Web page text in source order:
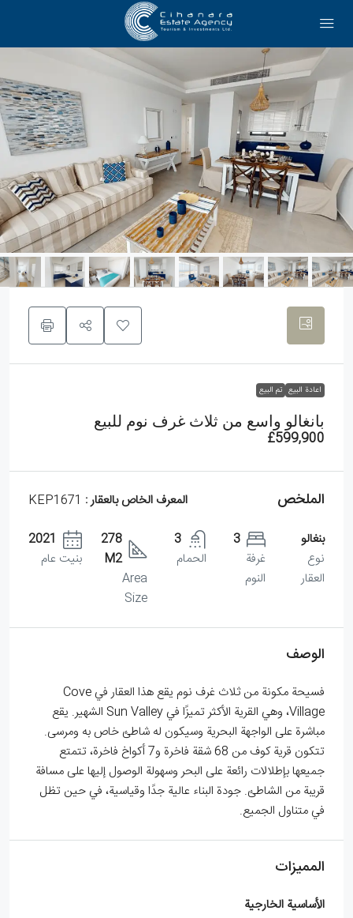
اعادة البيع تم البيع
بانغالو واسع من ثلاث غرف نوم للبيع
£599,900
الملخص المعرف الخاص بالعقار :
بنغالو
نوع
العقار
3
غرفة
النوم
3
الحمام
278
M2
Area
Size
2021
بنيت عام
الوصف
فسيحة مكونة من ثلاث غرف نوم يقع هذا العقار في Cove
Village، وهي القرية الأكثر تميزًا في Sun Valley الشهير. يقع
مباشرة على الواجهة البحرية وسيكون له شاطئ خاص به ومرسى.
تتكون قرية كوف من 68 شقة فاخرة و7 أكواخ فاخرة، تتمتع
جميعها بإطلالات رائعة على البحر وسهولة الوصول إليها على مسافة
قريبة من الشاطئ. جودة البناء عالية جدًا وقياسية، في حين تظل
في متناول الجميع.
المميزات
الأساسية الخارجية